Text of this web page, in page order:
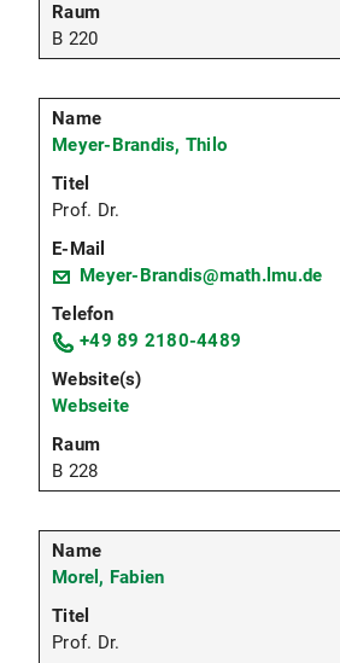
B 220
Meyer-Brandis, Thilo
Prof. Dr.
Meyer-Brandis@math.lmu.de
+49 89 2180-4489
Webseite
B 228
Morel, Fabien
Prof. Dr.